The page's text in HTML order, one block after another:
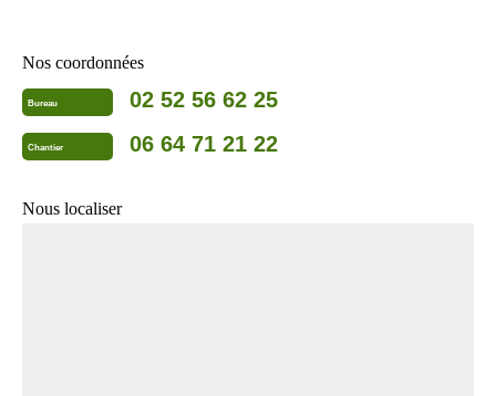
Nos coordonnées
Bureau 02 52 56 62 25
Chantier 06 64 71 21 22
Nous localiser